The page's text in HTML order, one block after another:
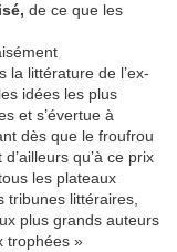
de ce que les
la littérature de l’ex-
idées les plus
et s’évertue à
dès que le froufrou
qu’à ce prix
les plateaux
tribunes littéraires,
plus grands auteurs
trophées »